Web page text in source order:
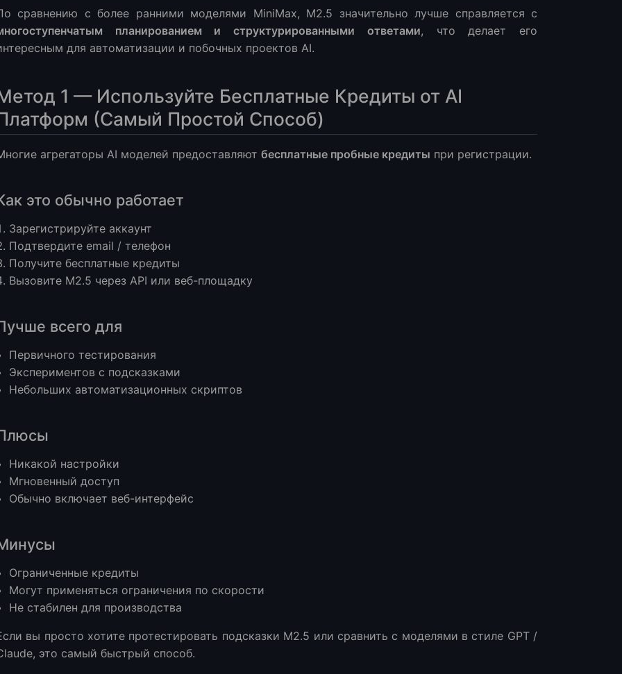
M2.5 для AI агентов?
Мысли
сравнению с более ранними моделями MiniMax, M2.5 значительно лучше справляется с
планированием и структурированными ответами, что делает его
для автоматизации и побочных проектов AI.
1 — Используйте Бесплатные Кредиты от AI
(Самый Простой Способ)
агрегаторы AI моделей предоставляют бесплатные пробные кредиты при регистрации.
это обычно работает
Зарегистрируйте аккаунт
Подтвердите email / телефон
Получите бесплатные кредиты
Вызовите M2.5 через API или веб-площадку
всего для
Первичного тестирования
Экспериментов с подсказками
Небольших автоматизационных скриптов
Никакой настройки
Мгновенный доступ
Обычно включает веб-интерфейс
Ограниченные кредиты
Могут применяться ограничения по скорости
Не стабилен для производства
вы просто хотите протестировать подсказки M2.5 или сравнить с моделями в стиле GPT /
это самый быстрый способ.